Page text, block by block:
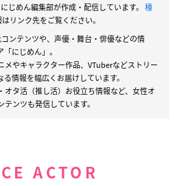
じめん編集部が作成・配信しています。 種
リンク先をご覧ください。
ンテンツや、声優・舞台・俳優などの情
にじめん」。
やキャラクター作品、VTuberなどストリー
情報を幅広くお届けしています。
タ活（推し活）お役立ち情報など、女性オ
ンツも発信しています。
ACTOR